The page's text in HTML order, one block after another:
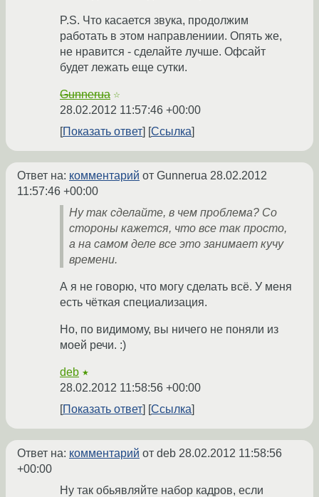
P.S. Что касается звука, продолжим
работать в этом направлениии. Опять же,
не нравится - сделайте лучше. Офсайт
будет лежать еще сутки.
Gunnerua ☆
28.02.2012 11:57:46 +00:00
Показать ответ
Ссылка
Ответ на: комментарий от Gunnerua 28.02.2012
11:57:46 +00:00
Ну так сделайте, в чем проблема? Со
стороны кажется, что все так просто,
а на самом деле все это занимает кучу
времени.
А я не говорю, что могу сделать всё. У меня
есть чёткая специализация.
Но, по видимому, вы ничего не поняли из
моей речи. :)
deb ★
28.02.2012 11:58:56 +00:00
Показать ответ
Ссылка
Ответ на: комментарий от deb 28.02.2012 11:58:56
+00:00
Ну так обьявляйте набор кадров, если